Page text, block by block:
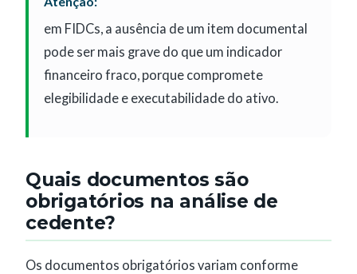
em FIDCs, a ausência de um item documental
pode ser mais grave do que um indicador
financeiro fraco, porque compromete
elegibilidade e executabilidade do ativo.
Quais documentos são
obrigatórios na análise de
cedente?
Os documentos obrigatórios variam conforme